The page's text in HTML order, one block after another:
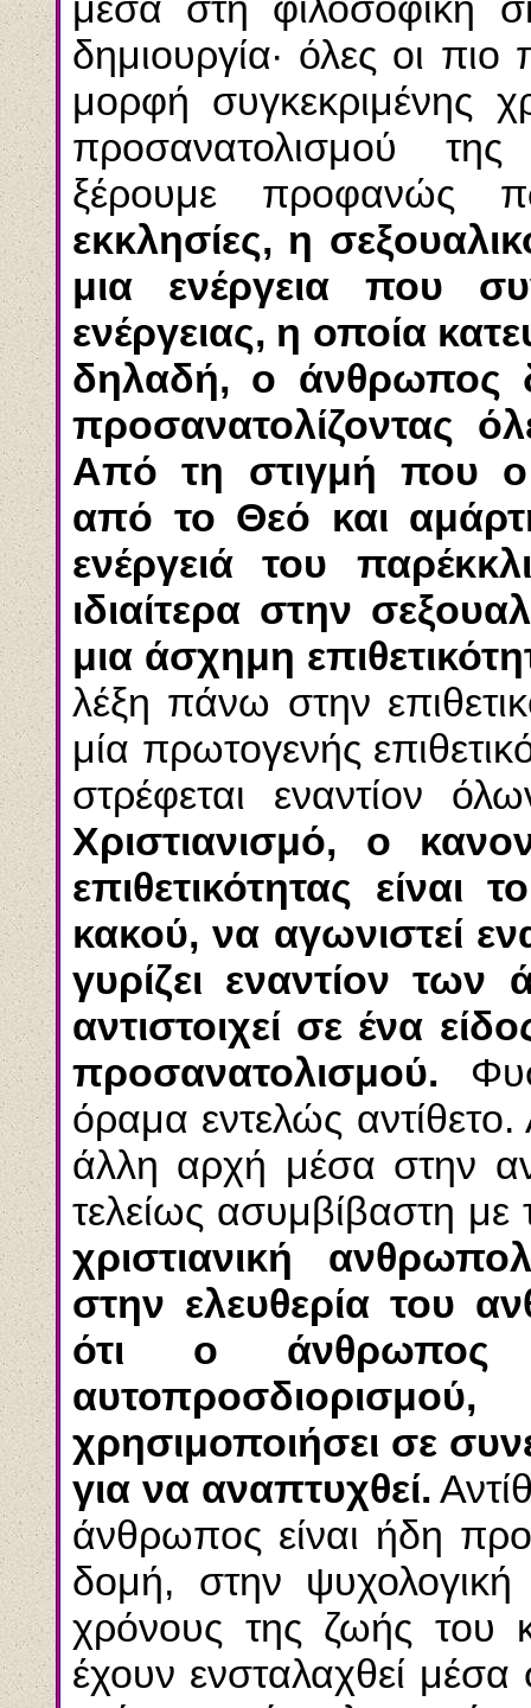
δημιουργία· όλες οι πιο
μορφή συγκεκριμένης
προσανατολισμού της
ξέρουμε
εκκλησίες, η
μια ενέργεια που
ενέργειας, η οποία
δηλαδή, ο άνθρωπος
προσανατολίζοντας
Από τη στιγμή που
από το Θεό και
ενέργειά του
ιδιαίτερα στην
μια άσχημη
λέξη πάνω στην
μία πρωτογενής
στρέφεται εναντίον
Χριστιανισμό, ο
επιθετικότητας είναι
κακού, να αγωνιστεί
γυρίζει εναντίον των
αντιστοιχεί σε ένα
προσανατολισμού.
όραμα εντελώς
άλλη αρχή μέσα στην
τελείως ασυμβίβαστη με
χριστιανική
στην ελευθερία του
ότι ο άνθρωπος
χρησιμοποιήσει σε
για να αναπτυχθεί.
άνθρωπος είναι ήδη
δομή, στην
χρόνους της ζωής του
έχουν ενσταλαχθεί μέσα